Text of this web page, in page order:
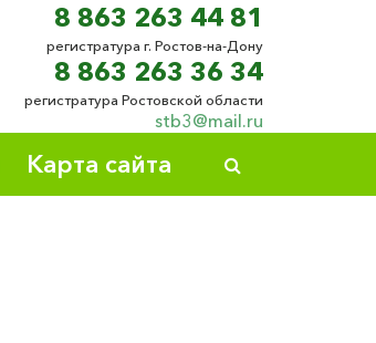
8 863 263 44 81
регистратура г. Ростов-на-Дону
8 863 263 36 34
регистратура Ростовской области
stb3@mail.ru
Карта сайта